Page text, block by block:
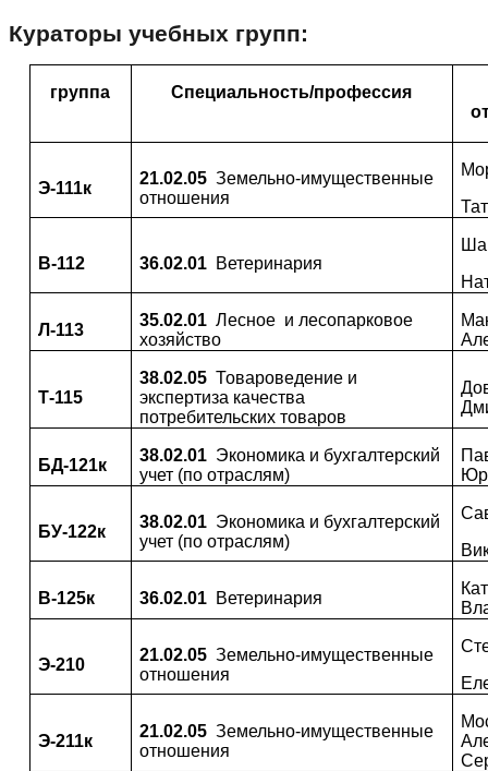
Кураторы учебных групп:
группа
Специальность/профессия
Э-111к
21.02.05 Земельно-имущественные
отношения
В-112 36.02.01 Ветеринария
Л-113
35.02.01 Лесное и лесопарковое
хозяйство
Т-115
38.02.05 Товароведение и
экспертиза качества
потребительских товаров
БД-121к
38.02.01 Экономика и бухгалтерский
учет (по отраслям)
БУ-122к
38.02.01 Экономика и бухгалтерский
учет (по отраслям)
В-125к 36.02.01 Ветеринария
Э-210
21.02.05 Земельно-имущественные
отношения
Э-211к
21.02.05 Земельно-имущественные
отношения